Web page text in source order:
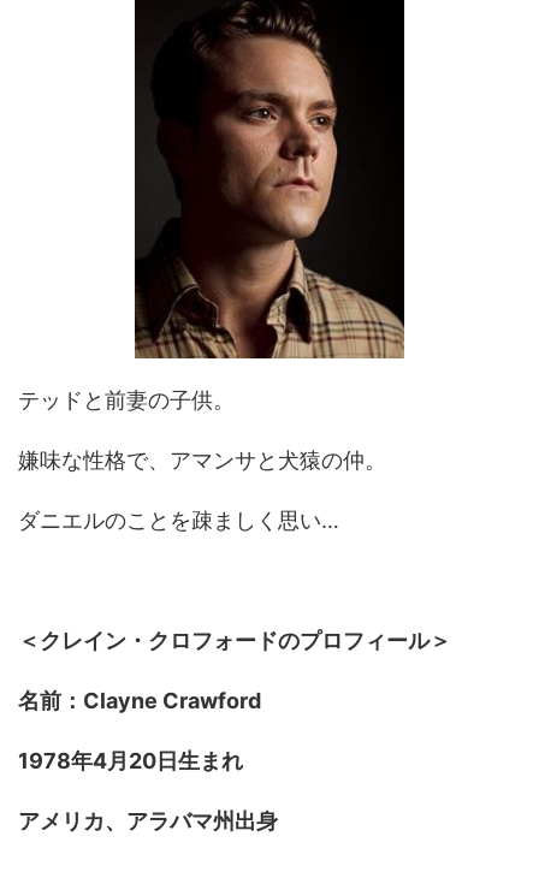
テッドと前妻の子供。
嫌味な性格で、アマンサと犬猿の仲。
ダニエルのことを疎ましく思い…
＜クレイン・クロフォードのプロフィール＞
名前：Clayne Crawford
1978年4月20日生まれ
アメリカ、アラバマ州出身